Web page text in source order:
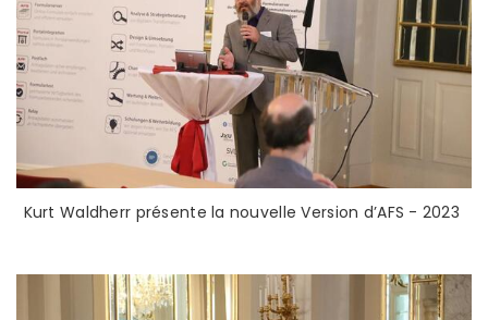
Kurt Waldherr présente la nouvelle Version d’AFS - 2023